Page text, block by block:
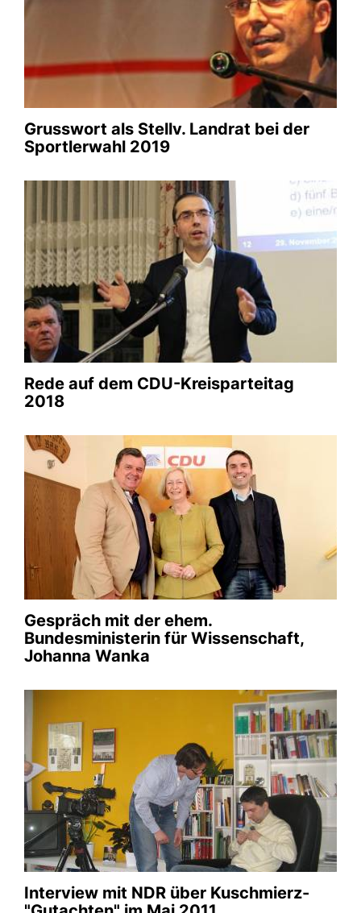
Grusswort als Stellv. Landrat bei der
Sportlerwahl 2019
Rede auf dem CDU-Kreisparteitag
2018
Gespräch mit der ehem.
Bundesministerin für Wissenschaft,
Johanna Wanka
Gespräch mit der ehem.
Bundesministerin für Wissenschaft,
Johanna Wanka
02.08.2016
Gespräch mit Bundesministerin Johanna Wanka am
Rande des Bezirksparteitages 2015
Galerie anschauen
Interview mit NDR über Kuschmierz-
Interview mit NDR über
Kuschmierz-"Gutachten" im Mai
2011
00.00.0
Galerie anschauen
Podiumsdiskussion mit
Staatssekretär Ferlemann
(Bundesministerium für Verkehr)
der CDU
00.00.0
Galerie anschauen